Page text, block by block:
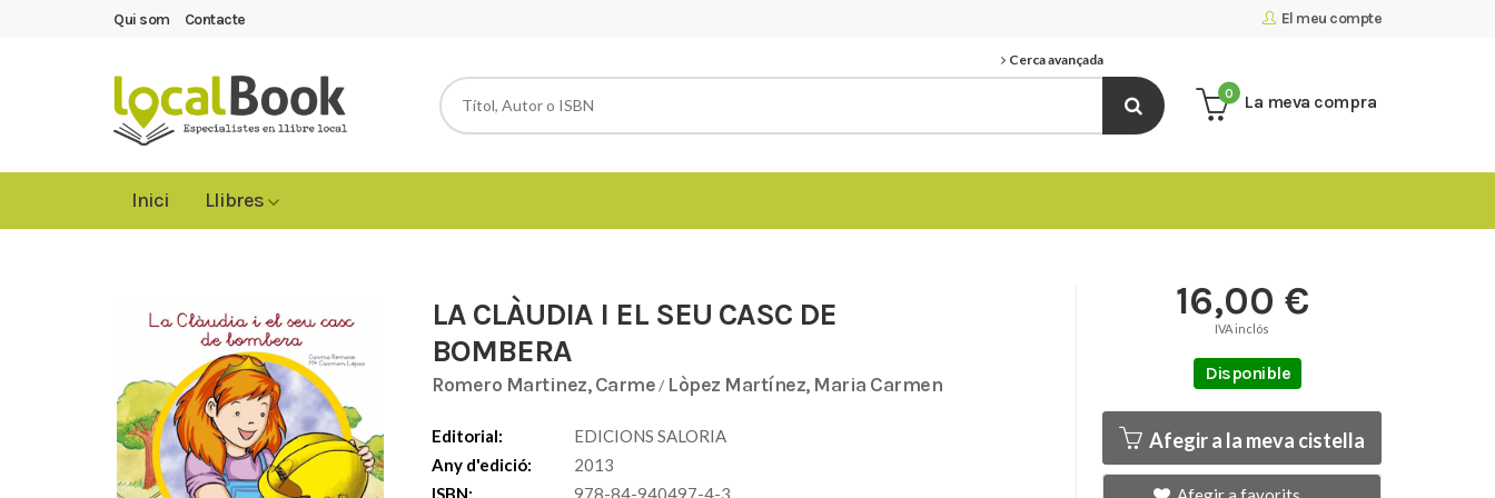
El meu compte
Qui som Contacte
Cerca avançada
La meva compra
0
Inici Llibres
LA CLÀUDIA I EL SEU CASC DE
BOMBERA
Romero Martinez, Carme/ Lòpez Martínez, Maria Carmen
Editorial:
EDICIONS SALORIA
Any d'edició:
2013
ISBN:
978-84-940497-4-3
16,00 €
IVA inclós
Disponible
Afegir a la meva cistella